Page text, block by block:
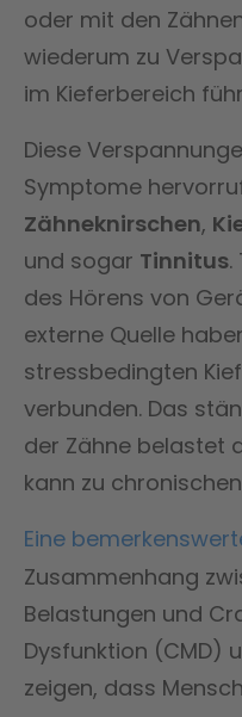
oder mit den
wiederum zu
im Kieferbereich
Diese
Symptome
Zähneknirschen,
und sogar Tinnitus.
des Hörens von
externe Quelle
stressbedingten
verbunden. Das
der Zähne belastet
kann zu
Eine
Zusammenhang
Belastungen und
Dysfunktion (CMD)
zeigen, dass